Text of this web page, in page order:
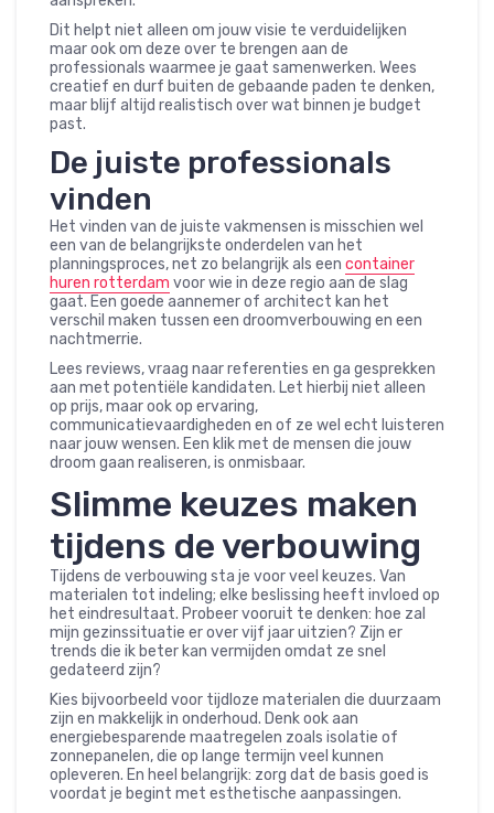
Dit helpt niet alleen om jouw visie te verduidelijken
maar ook om deze over te brengen aan de
professionals waarmee je gaat samenwerken. Wees
creatief en durf buiten de gebaande paden te denken,
maar blijf altijd realistisch over wat binnen je budget
past.
De juiste professionals
vinden
Het vinden van de juiste vakmensen is misschien wel
een van de belangrijkste onderdelen van het
planningsproces, net zo belangrijk als een container
huren rotterdam voor wie in deze regio aan de slag
gaat. Een goede aannemer of architect kan het
verschil maken tussen een droomverbouwing en een
nachtmerrie.
Lees reviews, vraag naar referenties en ga gesprekken
aan met potentiële kandidaten. Let hierbij niet alleen
op prijs, maar ook op ervaring,
communicatievaardigheden en of ze wel echt luisteren
naar jouw wensen. Een klik met de mensen die jouw
droom gaan realiseren, is onmisbaar.
Slimme keuzes maken
tijdens de verbouwing
Tijdens de verbouwing sta je voor veel keuzes. Van
materialen tot indeling; elke beslissing heeft invloed op
het eindresultaat. Probeer vooruit te denken: hoe zal
mijn gezinssituatie er over vijf jaar uitzien? Zijn er
trends die ik beter kan vermijden omdat ze snel
gedateerd zijn?
Kies bijvoorbeeld voor tijdloze materialen die duurzaam
zijn en makkelijk in onderhoud. Denk ook aan
energiebesparende maatregelen zoals isolatie of
zonnepanelen, die op lange termijn veel kunnen
opleveren. En heel belangrijk: zorg dat de basis goed is
voordat je begint met esthetische aanpassingen.